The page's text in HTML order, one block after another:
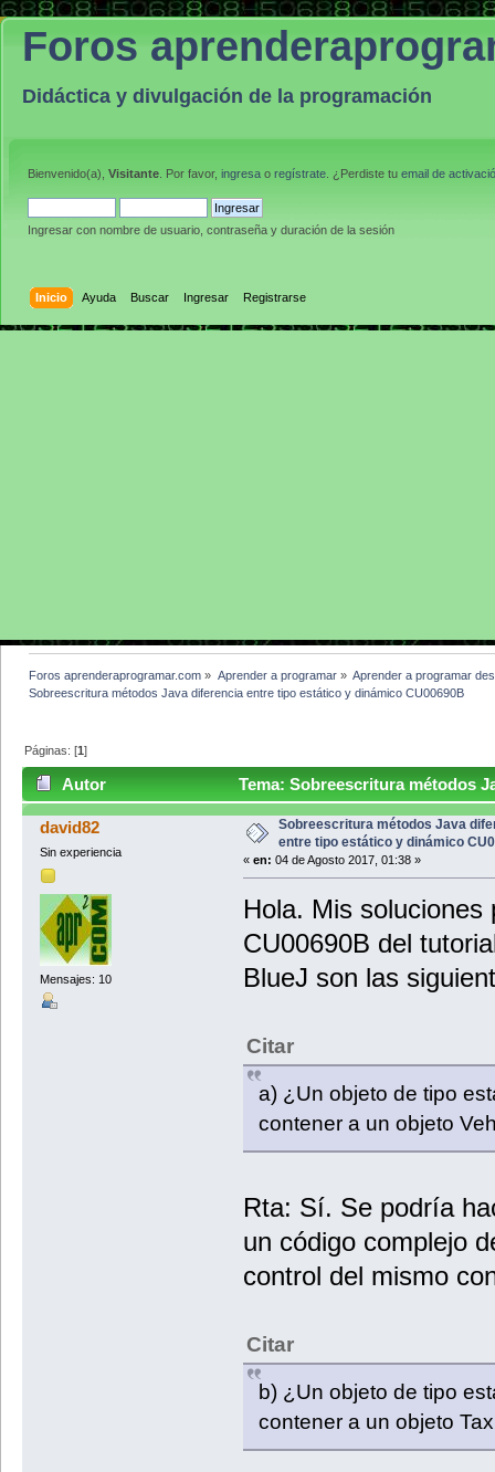
Foros
Didáctica y divulgación de la programación
Bienvenido(a), Visitante . Por favor, ingresa o regístrate . ¿Perdiste tu email de
Ingresar con nombre de usuario, contraseña y duración de la sesión
Inicio Ayuda Buscar Ingresar Registrarse
Foros aprenderaprogramar.com » Aprender a programar» Aprender a programar
Sobreescritura métodos Java diferencia entre tipo estático y dinámico CU00690B
Páginas: [1]
Autor
Tema: Sobreescritura métodos
CU00690B (Leído 3848 veces)
david82
Sin experiencia
Mensajes: 10
Sobreescritura métodos Java
entre tipo estático y dinámico
« en: 04 de Agosto 2017, 01:38 »
Hola. Mis soluciones
CU00690B del
BlueJ son las
Citar
a) ¿Un objeto de tipo
contener a un objeto
Rta: Sí. Se podría
un código complejo
control del mismo
Citar
b) ¿Un objeto de tipo
contener a un objeto